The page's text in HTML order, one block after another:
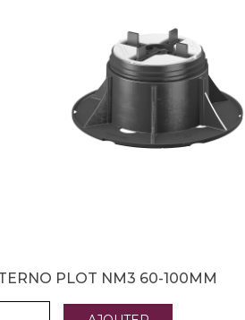
PLOT NM3 60-100MM